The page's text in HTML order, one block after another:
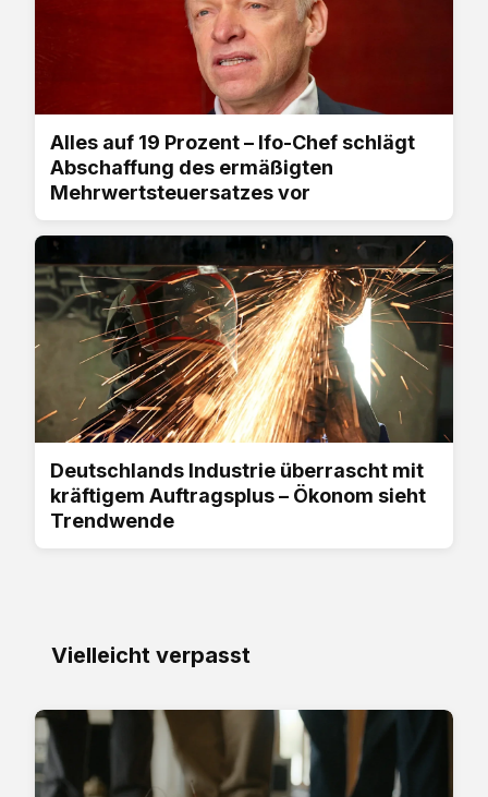
Alles auf 19 Prozent – Ifo-Chef schlägt
Abschaffung des ermäßigten
Mehrwertsteuersatzes vor
Deutschlands Industrie überrascht mit
kräftigem Auftragsplus – Ökonom sieht
Trendwende
Vielleicht verpasst